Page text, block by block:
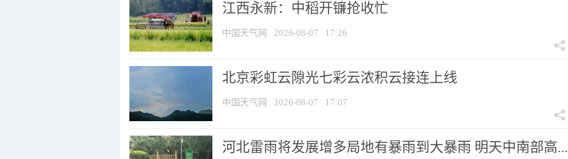
江西永新：中稻开镰抢收忙
中国天气网 2026-08-07 17:26
北京彩虹云隙光七彩云浓积云接连上线
中国天气网 2026-08-07 17:07
河北雷雨将发展增多局地有暴雨到大暴雨 明天中南部高...